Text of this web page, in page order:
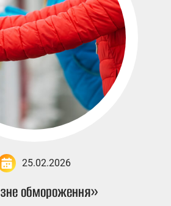
25.02.2026
обмороження»